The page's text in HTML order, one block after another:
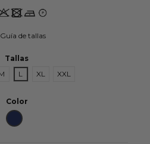
Guía de tallas
Tallas
L XL XXL
Color
AZUL MARINO REF.: 001051